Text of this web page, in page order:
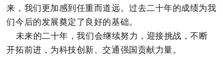
来，我们更加感到任重而道远。过去二十年的成绩为我
们今后的发展奠定了良好的基础。
未来的二十年，我们会继续努力，迎接挑战，不断
开拓前进，为科技创新、交通强国贡献力量。